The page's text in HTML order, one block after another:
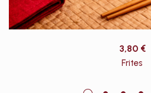
3,80 €
Frites